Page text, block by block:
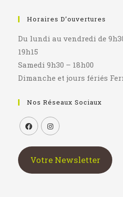
Horaires D’ouvertures
Du lundi au vendredi de
19h15
Samedi 9h30 – 18h00
Dimanche et jours fériés
Nos Réseaux Sociaux
dans
un
un
Votre Newsletter